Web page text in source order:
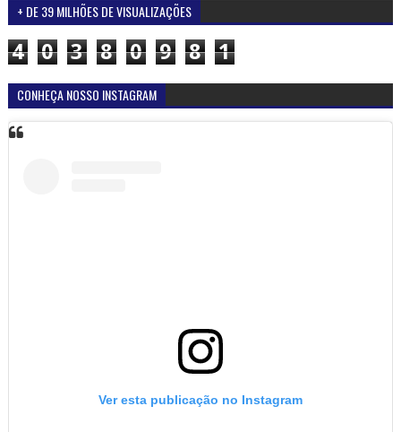
+ DE 39 MILHÕES DE VISUALIZAÇÕES
4 0 3 8 0 9 8 1
CONHEÇA NOSSO INSTAGRAM
Ver esta publicação no Instagram